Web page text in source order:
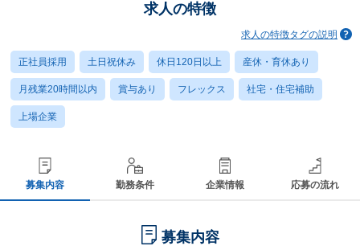
求人の特徴
求人の特徴タグの説明
正社員採用 土日祝休み 休日120日以上 産休・育休あり
月残業20時間以内 賞与あり フレックス 社宅・住宅補助
上場企業
募集内容 勤務条件 企業情報 応募の流れ
募集内容